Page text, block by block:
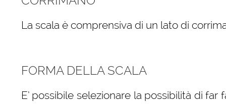
La scala è comprensiva di un lato di
FORMA DELLA SCALA
E’ possibile selezionare la possibilità di